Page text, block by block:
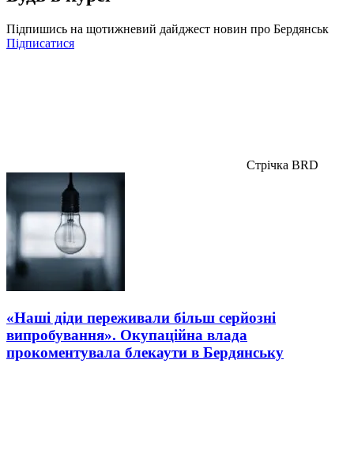
Підпишись на щотижневий дайджест новин про Бердянськ
Підписатися
Стрічка BRD
«Наші діди переживали більш серйозні
випробування». Окупаційна влада
прокоментувала блекаути в Бердянську